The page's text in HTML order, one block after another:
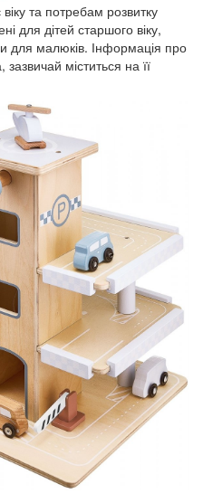
віку та потребам розвитку
для дітей старшого віку,
для малюків. Інформація про
міститься на її